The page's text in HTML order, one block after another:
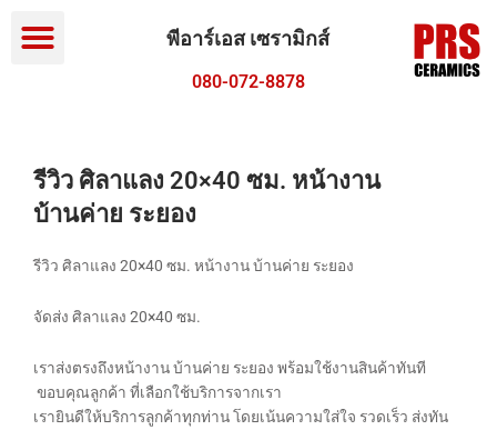
Menu พีอาร์เอส เซรามิกส์
080-072-8878
รีวิว ศิลาแลง 20×40 ซม. หน้างาน
บ้านค่าย ระยอง
รีวิว ศิลาแลง 20×40 ซม. หน้างาน บ้านค่าย ระยอง
จัดส่ง ศิลาแลง 20×40 ซม.
เราส่งตรงถึงหน้างาน บ้านค่าย ระยอง พร้อมใช้งานสินค้าทันที
ขอบคุณลูกค้า ที่เลือกใช้บริการจากเรา
เรายินดีให้บริการลูกค้าทุกท่าน โดยเน้นความใส่ใจ รวดเร็ว ส่งทัน